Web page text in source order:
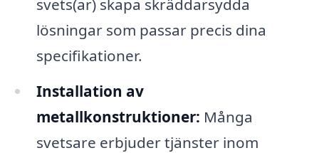
svets(ar) skapa skräddarsydda
lösningar som passar precis dina
specifikationer.
Installation av
metallkonstruktioner: Många
svetsare erbjuder tjänster inom